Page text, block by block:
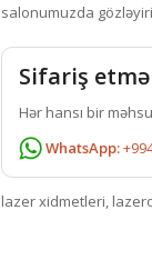
salonumuzda
Sifariş
Hər hansı bir
WhatsApp:
lazer xidmetleri,